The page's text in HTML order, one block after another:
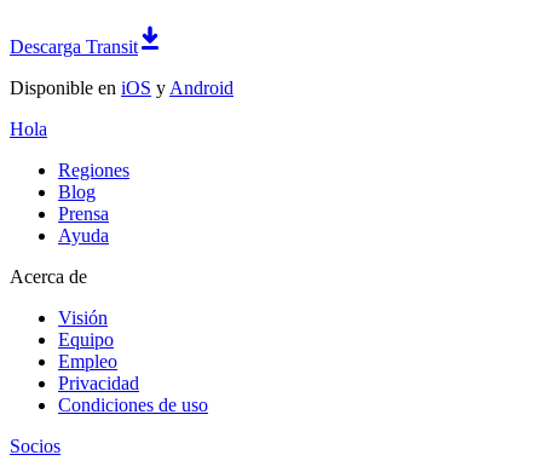
Descarga Transit
Disponible en iOS y Android
Hola
Regiones
Blog
Prensa
Ayuda
Acerca de
Visión
Equipo
Empleo
Privacidad
Condiciones de uso
Socios